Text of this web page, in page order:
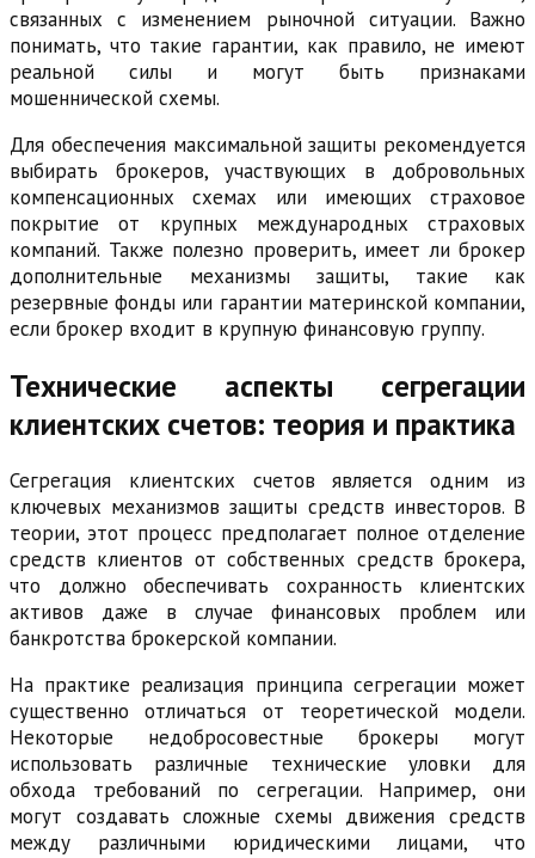
связанных с изменением рыночной ситуации. Важно
понимать, что такие гарантии, как правило, не имеют
реальной силы и могут быть признаками
мошеннической схемы.
Для обеспечения максимальной защиты рекомендуется
выбирать брокеров, участвующих в добровольных
компенсационных схемах или имеющих страховое
покрытие от крупных международных страховых
компаний. Также полезно проверить, имеет ли брокер
дополнительные механизмы защиты, такие как
резервные фонды или гарантии материнской компании,
если брокер входит в крупную финансовую группу.
Технические аспекты сегрегации
клиентских счетов: теория и практика
Сегрегация клиентских счетов является одним из
ключевых механизмов защиты средств инвесторов. В
теории, этот процесс предполагает полное отделение
средств клиентов от собственных средств брокера,
что должно обеспечивать сохранность клиентских
активов даже в случае финансовых проблем или
банкротства брокерской компании.
На практике реализация принципа сегрегации может
существенно отличаться от теоретической модели.
Некоторые недобросовестные брокеры могут
использовать различные технические уловки для
обхода требований по сегрегации. Например, они
могут создавать сложные схемы движения средств
между различными юридическими лицами, что